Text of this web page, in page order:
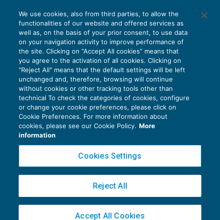
Privacy Policy
Cookie Policy
Copyright 2016 ©Gruppo Euroconference S.p.A.v2.32.4
Piazza Luigi Einaudi, 10N01 - 20124 Milano - info@ecnews.it
02776120236
We use cookies, also from third parties, to allow the
functionalities of our website and offered services as
well as, on the basis of your prior consent, to use data
on your navigation activity to improve performance of
the site. Clicking on “Accept All cookies” means that
you agree to the activation of all cookies. Clicking on
"Reject All" means that the default settings will be left
unchanged and, therefore, browsing will continue
without cookies or other tracking tools other than
technical To check the categories of cookies, configure
or change your cookie preferences, please click on
Cookie Preferences. For more information about
cookies, please see our Cookie Policy. More
information
Cookies Settings
Reject All
Accept All Cookies